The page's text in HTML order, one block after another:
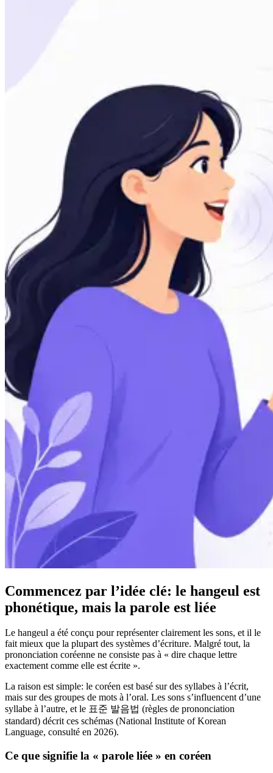
Commencez par l’idée clé: le hangeul est
phonétique, mais la parole est liée
Le hangeul a été conçu pour représenter clairement les sons, et il le
fait mieux que la plupart des systèmes d’écriture. Malgré tout, la
prononciation coréenne ne consiste pas à « dire chaque lettre
exactement comme elle est écrite ».
La raison est simple: le coréen est basé sur des syllabes à l’écrit,
mais sur des groupes de mots à l’oral. Les sons s’influencent d’une
syllabe à l’autre, et le 표준 발음법 (règles de prononciation
standard) décrit ces schémas (National Institute of Korean
Language, consulté en 2026).
Ce que signifie la « parole liée » en coréen